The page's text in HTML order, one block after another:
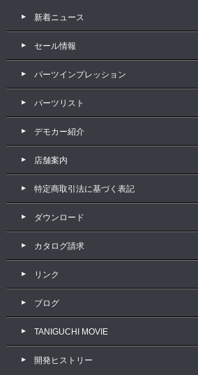
新着ニュース
セール情報
パーツインプレッション
パーツリスト
デモカー紹介
店舗案内
特定商取引法に基づく表記
ダウンロード
カタログ請求
リンク
ブログ
TANIGUCHI MOVIE
開発ヒストリー